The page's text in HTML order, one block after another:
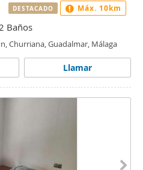
Baños
Churriana, Guadalmar, Málaga
Llamar
DESTACADO Máx. 10km